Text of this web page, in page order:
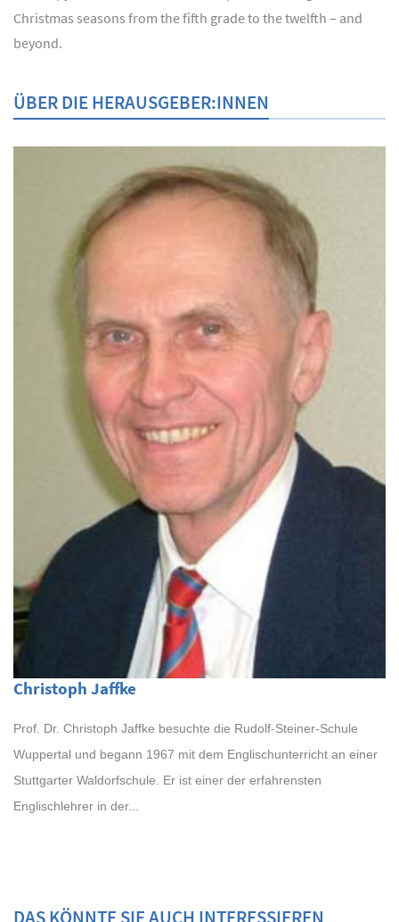
Christmas seasons from the fifth grade to the twelfth – and
beyond.
ÜBER DIE HERAUSGEBER:INNEN
Christoph Jaffke
Prof. Dr. Christoph Jaffke besuchte die Rudolf-Steiner-Schule
Wuppertal und begann 1967 mit dem Englischunterricht an einer
Stuttgarter Waldorfschule. Er ist einer der erfahrensten
Englischlehrer in der...